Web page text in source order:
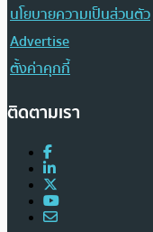
นโยบายความเป็นส่วนตัว
Advertise
ตั้งค่าคุกกี้
ติดตามเรา